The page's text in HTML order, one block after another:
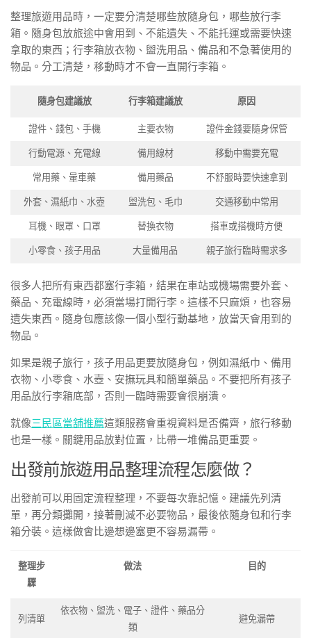
整理旅遊用品時，一定要分清楚哪些放隨身包，哪些放行李
箱。隨身包放旅途中會用到、不能遺失、不能托運或需要快速
拿取的東西；行李箱放衣物、盥洗用品、備品和不急著使用的
物品。分工清楚，移動時才不會一直開行李箱。
隨身包建議放 行李箱建議放 原因
證件、錢包、手機 主要衣物 證件金錢要隨身保管
行動電源、充電線 備用線材 移動中需要充電
常用藥、暈車藥 備用藥品 不舒服時要快速拿到
外套、濕紙巾、水壺 盥洗包、毛巾 交通移動中常用
耳機、眼罩、口罩 替換衣物 搭車或搭機時方便
小零食、孩子用品 大量備用品 親子旅行臨時需求多
很多人把所有東西都塞行李箱，結果在車站或機場需要外套、
藥品、充電線時，必須當場打開行李。這樣不只麻煩，也容易
遺失東西。隨身包應該像一個小型行動基地，放當天會用到的
物品。
如果是親子旅行，孩子用品更要放隨身包，例如濕紙巾、備用
衣物、小零食、水壺、安撫玩具和簡單藥品。不要把所有孩子
用品放行李箱底部，否則一臨時需要會很崩潰。
就像三民區當舖推薦這類服務會重視資料是否備齊，旅行移動
也是一樣。關鍵用品放對位置，比帶一堆備品更重要。
出發前旅遊用品整理流程怎麼做？
出發前可以用固定流程整理，不要每次靠記憶。建議先列清
單，再分類攤開，接著刪減不必要物品，最後依隨身包和行李
箱分裝。這樣做會比邊想邊塞更不容易漏帶。
整理步
驟
做法 目的
列清單
依衣物、盥洗、電子、證件、藥品分
類
避免漏帶